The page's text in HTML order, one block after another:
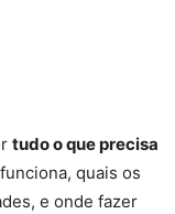
tudo o que precisa
quais os
e onde fazer